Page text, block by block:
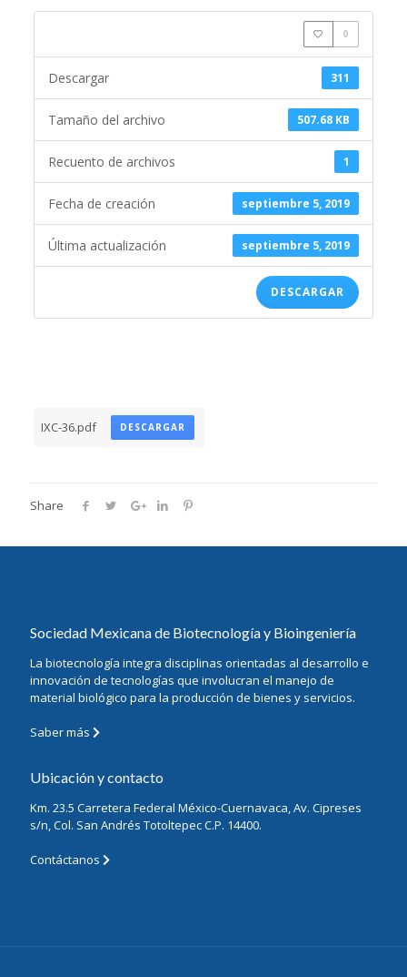
0
311
Descargar
507.68 KB
Tamaño del archivo
1
Recuento de archivos
septiembre 5, 2019
Fecha de creación
septiembre 5, 2019
Última actualización
DESCARGAR
IXC-36.pdf DESCARGAR
Share
Sociedad Mexicana de Biotecnología y Bioingeniería
La biotecnología integra disciplinas orientadas al desarrollo e
innovación de tecnologías que involucran el manejo de
material biológico para la producción de bienes y servicios.
Saber más
Ubicación y contacto
Km. 23.5 Carretera Federal México-Cuernavaca, Av. Cipreses
s/n, Col. San Andrés Totoltepec C.P. 14400.
Contáctanos